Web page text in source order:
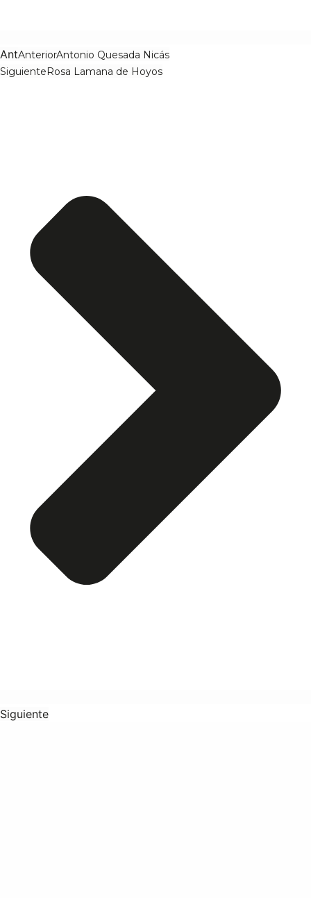
AntAnteriorAntonio Quesada Nicás
SiguienteRosa Lamana de Hoyos
Siguiente